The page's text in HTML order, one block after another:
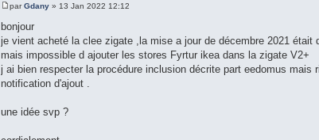
parGdany » 13 Jan 2022 12:12
bonjour
je vient acheté la clee zigate ,la mise a jour de décembre 2021 était
mais impossible d ajouter les stores Fyrtur ikea dans la zigate V2+
j ai bien respecter la procédure inclusion décrite part eedomus mais
notification d'ajout .
une idée svp ?